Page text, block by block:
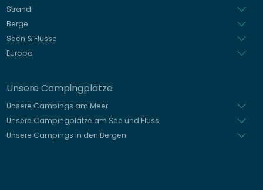
Strand
Berge
Seen & Flüsse
Europa
Unsere Campingplätze
Unsere Campings am Meer
Unsere Campingplätze am See und Fluss
Unsere Campings in den Bergen